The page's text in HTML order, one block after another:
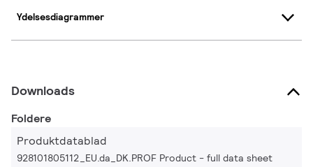
Ydelsesdiagrammer
Downloads
Foldere
Produktdatablad
928101805112_EU.da_DK.PROF Product - full data sheet